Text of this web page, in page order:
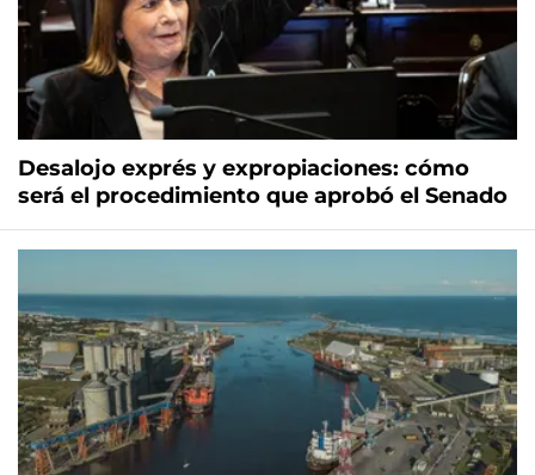
Desalojo exprés y expropiaciones: cómo
será el procedimiento que aprobó el Senado